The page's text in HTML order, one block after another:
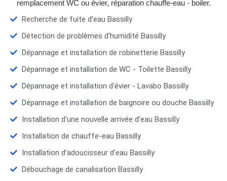
remplacement WC ou évier, réparation chauffe-eau - boiler.
Recherche de fuite d’eau Bassilly
Détection de problèmes d'humidité Bassilly
Dépannage et installation de robinetterie Bassilly
Dépannage et installation de WC - Toilette Bassilly
Dépannage et installation d'évier - Lavabo Bassilly
Dépannage et installation de baignoire ou douche Bassilly
Installation d'une nouvelle arrivée d'eau Bassilly
Installation de chauffe-eau Bassilly
Installation d’adoucisseur d'eau Bassilly
Débouchage de canalisation Bassilly